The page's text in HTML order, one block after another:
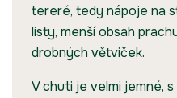
tereré, tedy nápoje na
listy, menší obsah
drobných větviček.
V chuti je velmi jemné,